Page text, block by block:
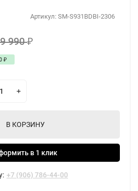
Артикул: SM-S931BDBI-2306
990₽
₽
В КОРЗИНУ
в 1 клик
+7 (906) 786-44-00